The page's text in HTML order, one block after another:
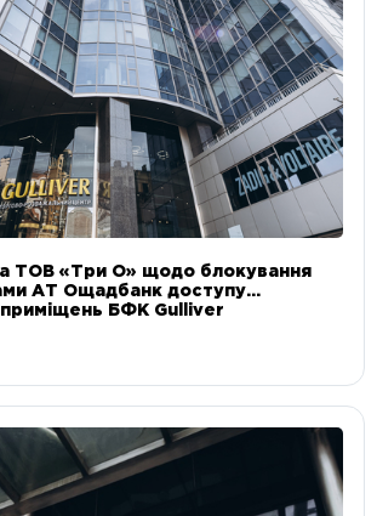
ТОВ «Три О» щодо блокування
АТ Ощадбанк доступу
приміщень БФК Gulliver